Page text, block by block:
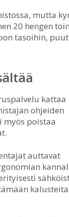
mutta
20 hengen
tasoihin,
kattaa
ohjeiden
poistaa
auttavat